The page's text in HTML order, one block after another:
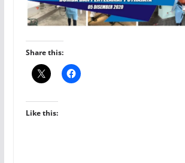
Share this:
Like this: